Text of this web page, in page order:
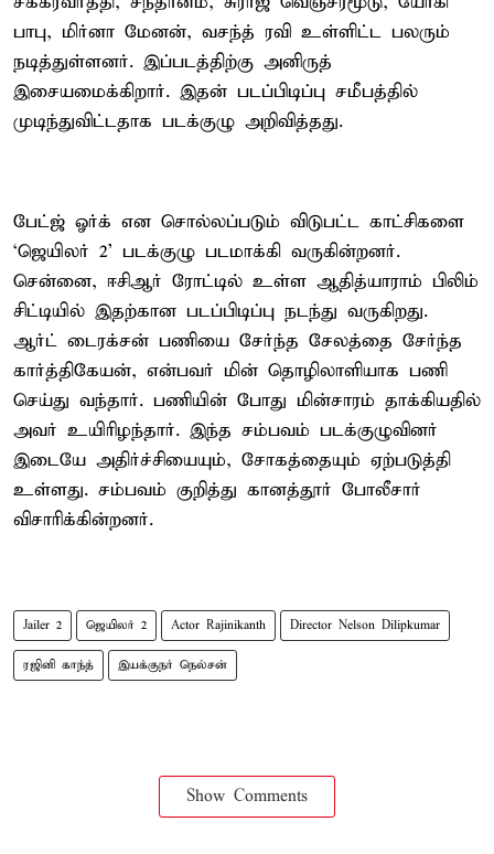
பாபு, மிர்னா மேனன், வசந்த் ரவி உள்ளிட்ட பலரும்
நடித்துள்ளனர். இப்படத்திற்கு அனிருத்
இசையமைக்கிறார். இதன் படப்பிடிப்பு சமீபத்தில்
முடிந்துவிட்டதாக படக்குழு அறிவித்தது.
பேட்ஜ் ஓர்க் என சொல்லப்படும் விடுபட்ட காட்சிகளை
‘ஜெயிலர் 2’ படக்குழு படமாக்கி வருகின்றனர்.
சென்னை, ஈசிஆர் ரோட்டில் உள்ள ஆதித்யாராம் பிலிம்
சிட்டியில் இதற்கான படப்பிடிப்பு நடந்து வருகிறது.
ஆர்ட் டைரக்சன் பணியை சேர்ந்த சேலத்தை சேர்ந்த
கார்த்திகேயன், என்பவர் மின் தொழிலாளியாக பணி
செய்து வந்தார். பணியின் போது மின்சாரம் தாக்கியதில்
அவர் உயிரிழந்தார். இந்த சம்பவம் படக்குழுவினர்
இடையே அதிர்ச்சியையும், சோகத்தையும் ஏற்படுத்தி
உள்ளது. சம்பவம் குறித்து கானத்தூர் போலீசார்
விசாரிக்கின்றனர்.
Jailer 2 ஜெயிலர் 2 Actor Rajinikanth Director Nelson Dilipkumar
ரஜினி காந்த் இயக்குநர் நெல்சன்
Show Comments